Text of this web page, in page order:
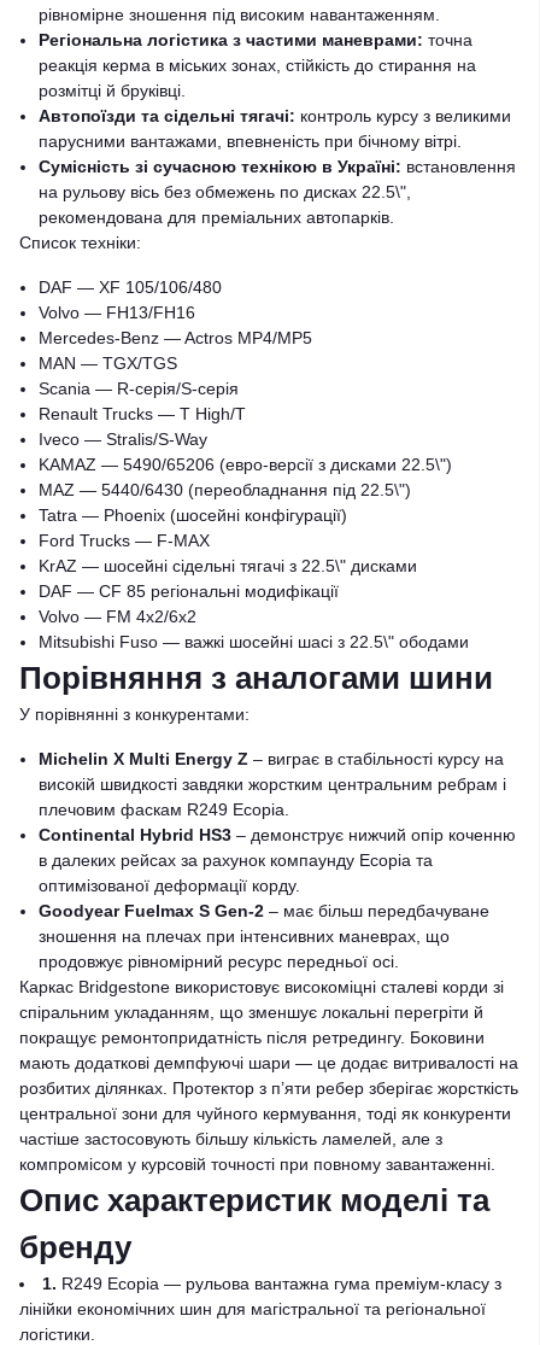
рівномірне зношення під високим навантаженням.
Регіональна логістика з частими маневрами: точна
реакція керма в міських зонах, стійкість до стирання на
розмітці й бруківці.
Автопоїзди та сідельні тягачі: контроль курсу з великими
парусними вантажами, впевненість при бічному вітрі.
Сумісність зі сучасною технікою в Україні: встановлення
на рульову вісь без обмежень по дисках 22.5\",
рекомендована для преміальних автопарків.
Список техніки:
DAF — XF 105/106/480
Volvo — FH13/FH16
Mercedes-Benz — Actros MP4/MP5
MAN — TGX/TGS
Scania — R-серія/S-серія
Renault Trucks — T High/T
Iveco — Stralis/S-Way
KAMAZ — 5490/65206 (евро-версії з дисками 22.5\")
MAZ — 5440/6430 (переобладнання під 22.5\")
Tatra — Phoenix (шосейні конфігурації)
Ford Trucks — F-MAX
KrAZ — шосейні сідельні тягачі з 22.5\" дисками
DAF — CF 85 регіональні модифікації
Volvo — FM 4x2/6x2
Mitsubishi Fuso — важкі шосейні шасі з 22.5\" ободами
Порівняння з аналогами шини
У порівнянні з конкурентами:
Michelin X Multi Energy Z – виграє в стабільності курсу на
високій швидкості завдяки жорстким центральним ребрам і
плечовим фаскам R249 Ecopia.
Continental Hybrid HS3 – демонструє нижчий опір коченню
в далеких рейсах за рахунок компаунду Ecopia та
оптимізованої деформації корду.
Goodyear Fuelmax S Gen-2 – має більш передбачуване
зношення на плечах при інтенсивних маневрах, що
продовжує рівномірний ресурс передньої осі.
Каркас Bridgestone використовує високоміцні сталеві корди зі
спіральним укладанням, що зменшує локальні перегріти й
покращує ремонтопридатність після ретредингу. Боковини
мають додаткові демпфуючі шари — це додає витривалості на
розбитих ділянках. Протектор з п’яти ребер зберігає жорсткість
центральної зони для чуйного кермування, тоді як конкуренти
частіше застосовують більшу кількість ламелей, але з
компромісом у курсовій точності при повному завантаженні.
Опис характеристик моделі та
бренду
1. R249 Ecopia — рульова вантажна гума преміум-класу з
лінійки економічних шин для магістральної та регіональної
логістики.